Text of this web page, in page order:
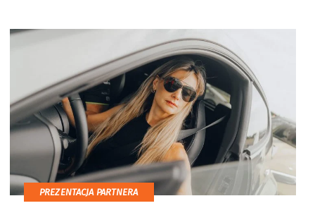
PREZENTACJA PARTNERA